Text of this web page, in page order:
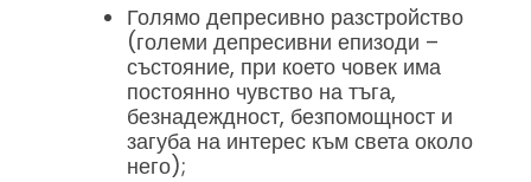
Голямо депресивно разстройство
(големи депресивни епизоди –
състояние, при което човек има
постоянно чувство на тъга,
безнадеждност, безпомощност и
загуба на интерес към света около
него);